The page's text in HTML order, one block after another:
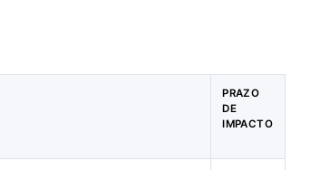
PRAZO
DE
IMPACTO